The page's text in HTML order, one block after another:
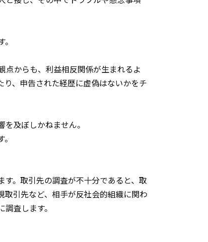
点からも、利益相反関係が生まれるよ
、申告された経歴に虚偽はないかをチ
及ぼしかねません。
。取引先の調査が不十分であると、取
引先など、相手が反社会的組織に関わ
査します。